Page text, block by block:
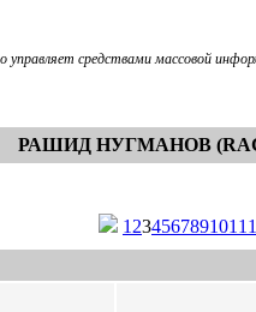
управляет средствами массовой
РАШИД НУГМАНОВ
1 234567891011